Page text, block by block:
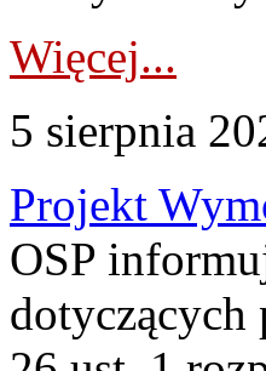
Więcej...
5 sierpnia
Projekt
OSP
dotyczących